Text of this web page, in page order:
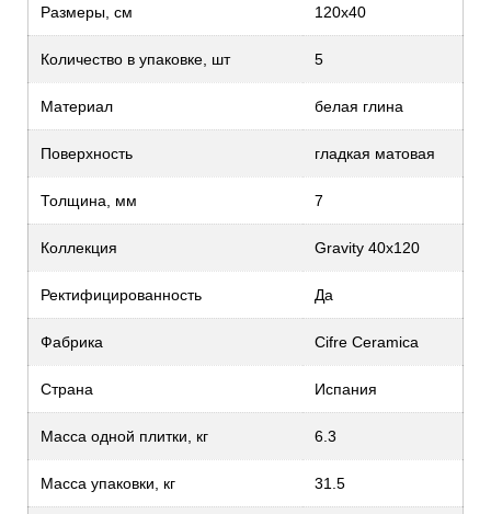
Размеры, см 120x40
Количество в упаковке, шт 5
Материал белая глина
Поверхность гладкая матовая
Толщина, мм 7
Коллекция Gravity 40x120
Ректифицированность Да
Фабрика Cifre Ceramica
Страна Испания
Масса одной плитки, кг 6.3
Масса упаковки, кг 31.5